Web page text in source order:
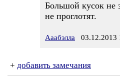
Большой кусок не
не проглотят.
Ааабэлла 03.12.2013
+ добавить замечания